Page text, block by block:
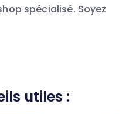
spécialisé. Soyez
utiles :